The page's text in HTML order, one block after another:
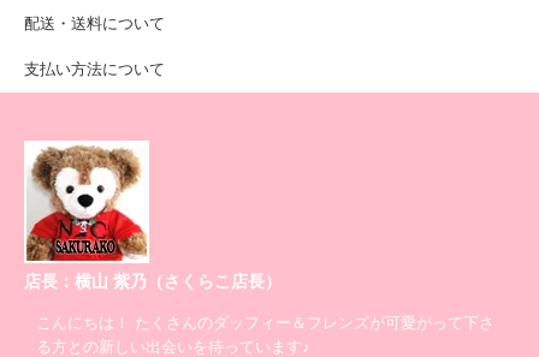
配送・送料について
支払い方法について
店長：横山 紫乃（さくらこ店長）
こんにちは！ たくさんのダッフィー＆フレンズが可愛がって下さ
る方との新しい出会いを待っています♪